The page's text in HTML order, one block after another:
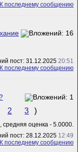
пост: 31.12.2025 20:51
2 3 )
пост: 28.12.2025 12:49